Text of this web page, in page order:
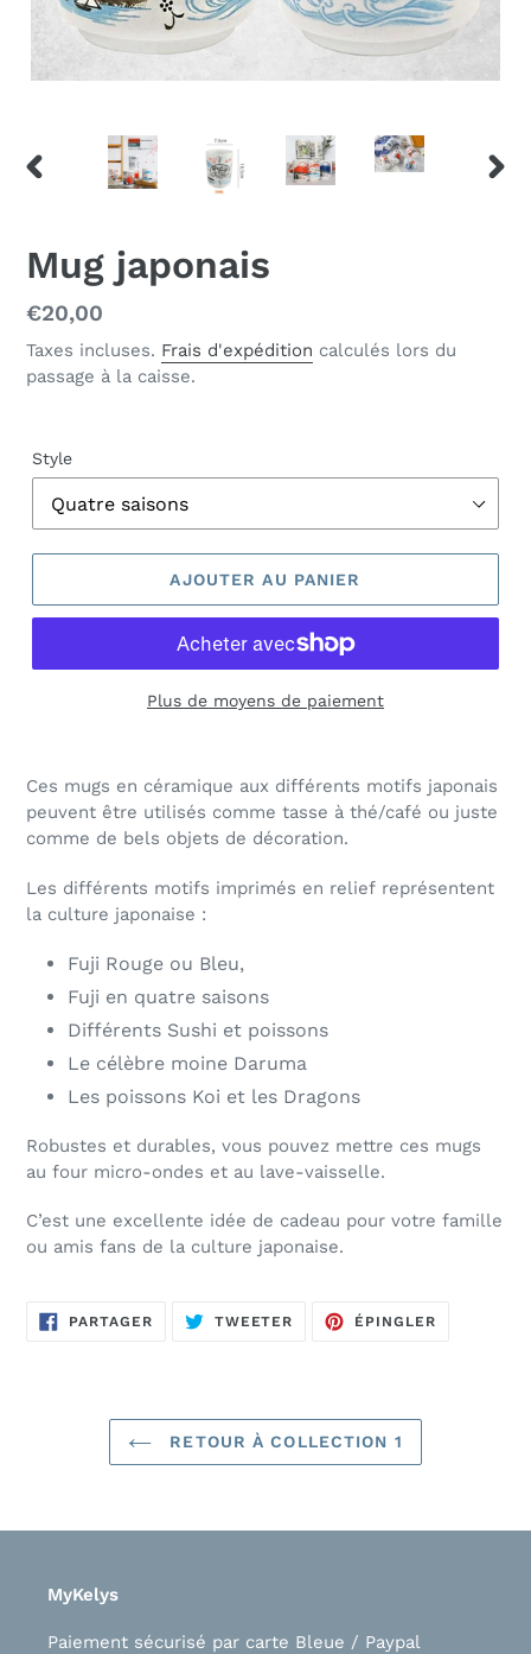
DIAPOSITIVE
Mug japonais
Prix
normal
€20,00
Taxes incluses. Frais d'expédition calculés lors du
passage à la caisse.
Style
AJOUTER AU PANIER
Plus de moyens de paiement
Ces mugs en céramique aux différents motifs japonais
peuvent être utilisés comme tasse à thé/café ou juste
comme de bels objets de décoration.
Les différents motifs imprimés en relief représentent
la culture japonaise :
Fuji Rouge ou Bleu,
Fuji en quatre saisons
Différents Sushi et poissons
Le célèbre moine Daruma
Les poissons Koi et les Dragons
Robustes et durables, vous pouvez mettre ces mugs
au four micro-ondes et au lave-vaisselle.
C’est une excellente idée de cadeau pour votre famille
ou amis fans de la culture japonaise.
PARTAGERPARTAGERTWEETER TWEETERÉPINGLER
RETOUR À COLLECTION 1
MyKelys
Paiement sécurisé par carte Bleue / Paypal